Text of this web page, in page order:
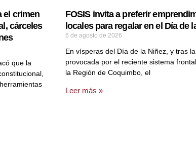
el crimen
cárceles
que la
FOSIS invita a preferir
locales para regalar en el Día de
6 de agosto de 2026
En vísperas del Día de la Niñez, y tras
provocada por el reciente sistema
la Región de Coquimbo, el
Leer más »